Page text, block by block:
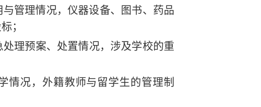
管理情况，仪器设备、图书、药品
；
处理预案、处置情况，涉及学校的重
情况，外籍教师与留学生的管理制